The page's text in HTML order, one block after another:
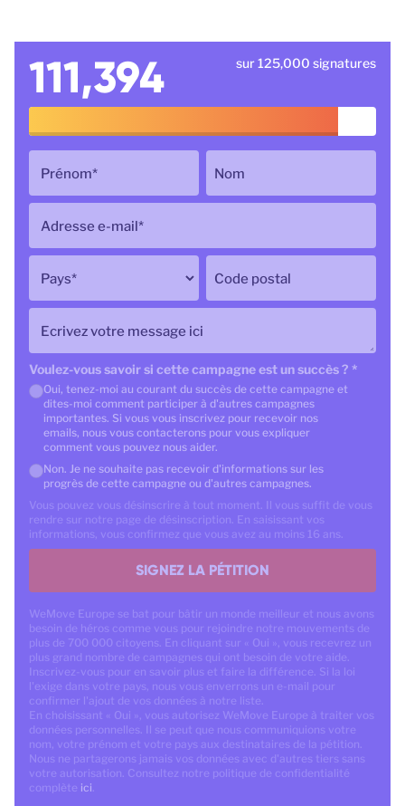
111,394 sur 125,000 signatures
Prénom* Nom
Adresse e-mail*
Pays* Code postal
Ecrivez votre message ici
Voulez-vous savoir si cette campagne est un succès ? *
Oui, tenez-moi au courant du succès de cette campagne et
dites-moi comment participer à d'autres campagnes
importantes. Si vous vous inscrivez pour recevoir nos
emails, nous vous contacterons pour vous expliquer
comment vous pouvez nous aider.
Non. Je ne souhaite pas recevoir d'informations sur les
progrès de cette campagne ou d'autres campagnes.
Vous pouvez vous désinscrire à tout moment. Il vous suffit de vous
rendre sur notre page de désinscription. En saisissant vos
informations, vous confirmez que vous avez au moins 16 ans.
SIGNEZ LA PÉTITION
WeMove Europe se bat pour bâtir un monde meilleur et nous avons
besoin de héros comme vous pour rejoindre notre mouvements de
plus de 700 000 citoyens. En cliquant sur « Oui », vous recevrez un
plus grand nombre de campagnes qui ont besoin de votre aide.
Inscrivez-vous pour en savoir plus et faire la différence. Si la loi
l'exige dans votre pays, nous vous enverrons un e-mail pour
confirmer l'ajout de vos données à notre liste.
En choisissant « Oui », vous autorisez WeMove Europe à traiter vos
données personnelles. Il se peut que nous communiquions votre
nom, votre prénom et votre pays aux destinataires de la pétition.
Nous ne partagerons jamais vos données avec d'autres tiers sans
votre autorisation. Consultez notre politique de confidentialité
complète ici.